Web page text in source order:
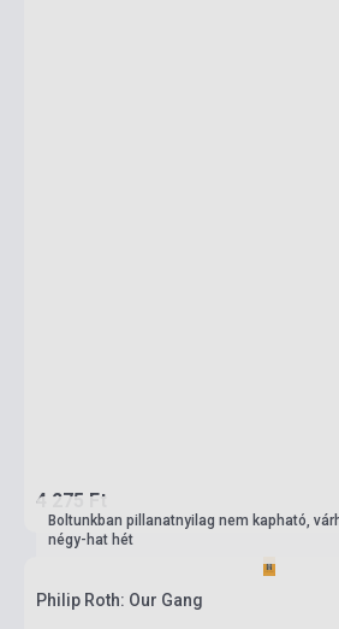
4 275 Ft
Boltunkban pillanatnyilag nem kapható,
négy-hat hét
Philip Roth: Our Gang